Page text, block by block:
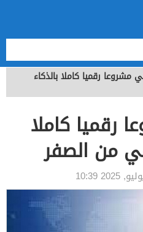
مشروعا رقميا كاملا بالذكاء
رقميا كاملا
من الصفر